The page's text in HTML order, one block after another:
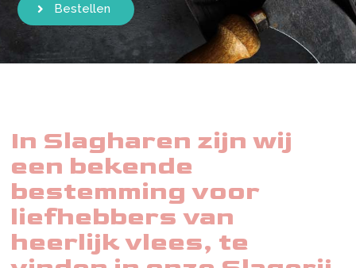
Bestellen
In Slagharen zijn wij
een bekende
bestemming voor
liefhebbers van
heerlijk vlees, te